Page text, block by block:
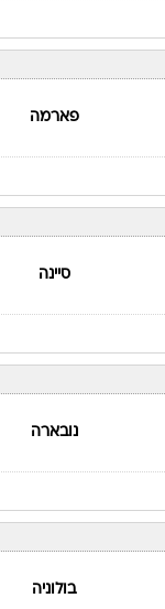
פארמה
סיינה
נובארה
בולוניה